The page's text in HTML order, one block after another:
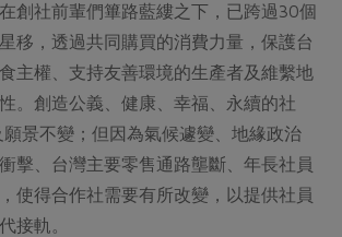
烘焙
沖泡飲品
四彈
約優惠案
惜食
支持本土農糧
能源議題
減塑減廢
創社前輩們篳路藍縷之下，已跨過30個
移，透過共同購買的消費力量，保護台
主權、支持友善環境的生產者及維繫地
。創造公義、健康、幸福、永續的社
景不變；但因為氣候遽變、地緣政治
擊、台灣主要零售通路壟斷、年長社員
使得合作社需要有所改變，以提供社員
接軌。